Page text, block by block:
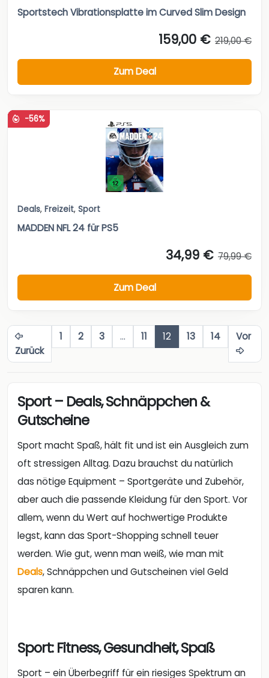
Sportstech Vibrationsplatte im Curved Slim Design
159,00 € 219,00 €
Zum Deal
-56%
Deals, Freizeit, Sport
MADDEN NFL 24 für PS5
34,99 € 79,99 €
Zum Deal
Zurück
1 2 3 … 11 12 13 14 Vor
Sport – Deals, Schnäppchen &
Gutscheine
Sport macht Spaß, hält fit und ist ein Ausgleich zum
oft stressigen Alltag. Dazu brauchst du natürlich
das nötige Equipment – Sportgeräte und Zubehör,
aber auch die passende Kleidung für den Sport. Vor
allem, wenn du Wert auf hochwertige Produkte
legst, kann das Sport-Shopping schnell teuer
werden. Wie gut, wenn man weiß, wie man mit
Deals, Schnäppchen und Gutscheinen viel Geld
sparen kann.
Sport: Fitness, Gesundheit, Spaß
Sport – ein Überbegriff für ein riesiges Spektrum an